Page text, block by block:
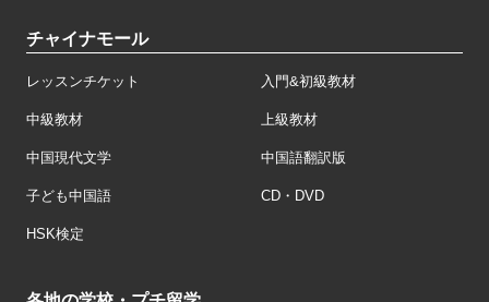
チャイナモール
レッスンチケット 入門&初級教材
中級教材 上級教材
中国現代文学 中国語翻訳版
子ども中国語 CD・DVD
HSK検定